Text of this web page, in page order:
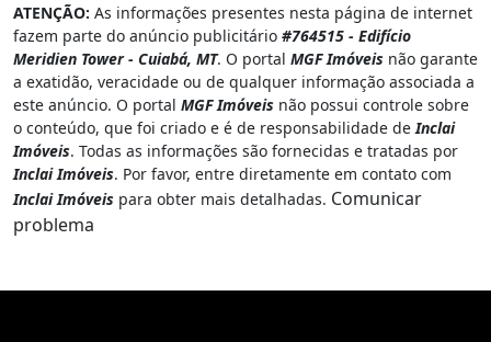
ATENÇÃO: As informações presentes nesta página de internet
fazem parte do anúncio publicitário #764515 - Edifício
Meridien Tower - Cuiabá, MT. O portal MGF Imóveis não garante
a exatidão, veracidade ou de qualquer informação associada a
este anúncio. O portal MGF Imóveis não possui controle sobre
o conteúdo, que foi criado e é de responsabilidade de Inclai
Imóveis. Todas as informações são fornecidas e tratadas por
Inclai Imóveis. Por favor, entre diretamente em contato com
Inclai Imóveis para obter mais detalhadas. Comunicar
problema